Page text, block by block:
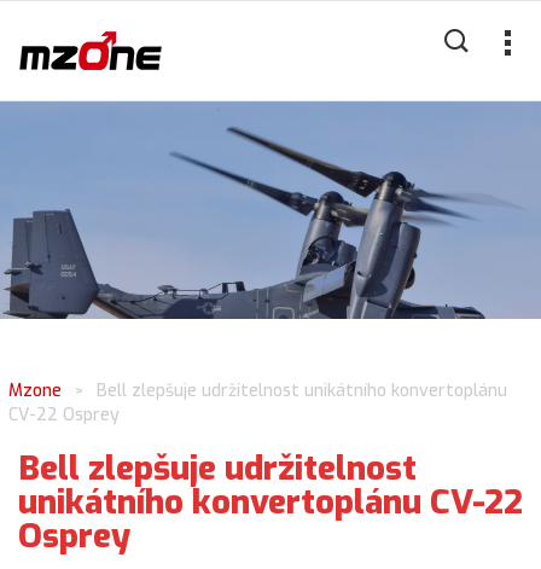
Mzone >
Bell zlepšuje udržitelnost unikátního konvertoplánu
CV-22 Osprey
Bell zlepšuje udržitelnost
unikátního konvertoplánu CV-22
Osprey